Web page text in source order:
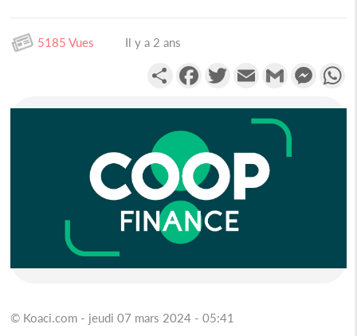
5185 Vues Il y a 2 ans
PartagerFacebookTwitterEmail Gmail
© Koaci.com - jeudi 07 mars 2024 - 05:41